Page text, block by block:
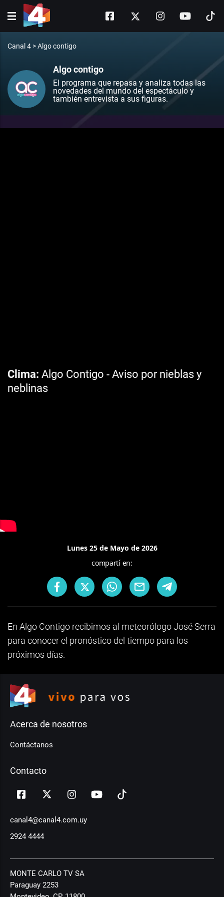
Canal 4 >Algo contigo
Algo contigo
El programa que repasa y analiza todas las
novedades del mundo del espectáculo y
también entrevista a sus figuras.
Clima Algo Contigo - Aviso por nieblas y
neblinas
Lunes 25 de Mayo de 2026
compartí en:
En Algo Contigo recibimos al meteorólogo José Serra
para conocer el pronóstico del tiempo para los
próximos días.
Acerca de nosotros
Contáctanos
Contacto
canal4@canal4.com.uy
2924 4444
MONTE CARLO TV SA
Paraguay 2253